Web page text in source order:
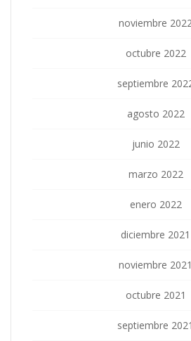
noviembre
octubre 2022
septiembre
agosto 2022
junio 2022
marzo 2022
enero 2022
diciembre 2021
noviembre 2021
octubre 2021
septiembre 2021